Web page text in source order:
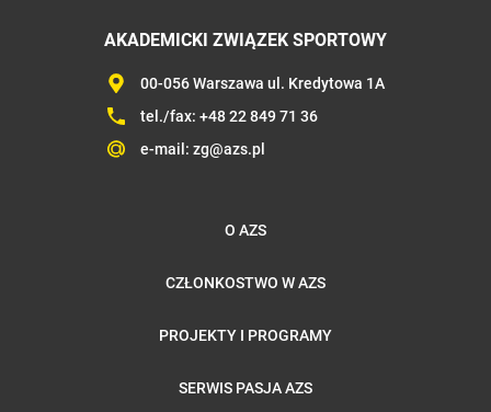
AKADEMICKI ZWIĄZEK SPORTOWY
00-056 Warszawa ul. Kredytowa 1A
tel./fax: +48 22 849 71 36
e-mail: zg@azs.pl
O AZS
CZŁONKOSTWO W AZS
PROJEKTY I PROGRAMY
SERWIS PASJA AZS